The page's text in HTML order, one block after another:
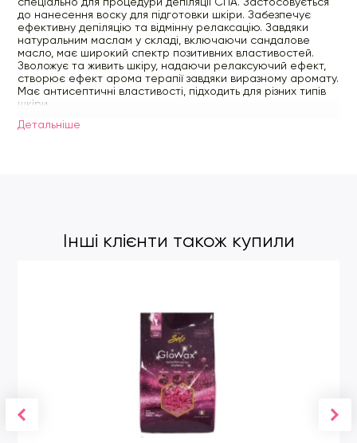
до нанесення воску для підготовки шкіри. Забезпечує
ефективну депіляцію та відмінну релаксацію. Завдяки
натуральним маслам у складі, включаючи сандалове
масло, має широкий спектр позитивних властивостей.
Зволожує та живить шкіру, надаючи релаксуючий ефект,
створює ефект арома терапії завдяки виразному аромату.
Має антисептичні властивості, підходить для різних типів
шкіри.
Детальнiше
Інші клієнти також купили